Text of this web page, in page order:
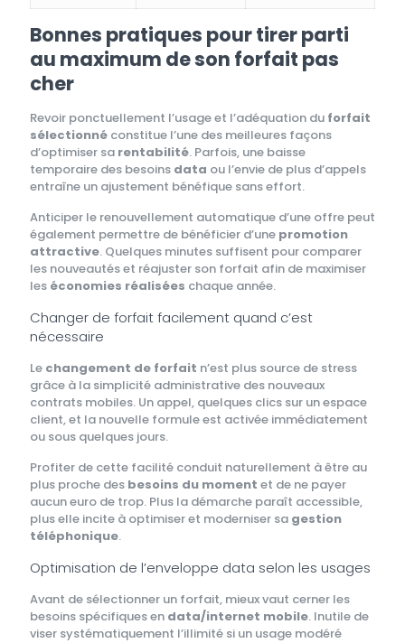
Bonnes pratiques pour tirer parti
au maximum de son forfait pas
cher
Revoir ponctuellement l’usage et l’adéquation du forfait
sélectionné constitue l’une des meilleures façons
d’optimiser sa rentabilité. Parfois, une baisse
temporaire des besoins data ou l’envie de plus d’appels
entraîne un ajustement bénéfique sans effort.
Anticiper le renouvellement automatique d’une offre peut
également permettre de bénéficier d’une promotion
attractive. Quelques minutes suffisent pour comparer
les nouveautés et réajuster son forfait afin de maximiser
les économies réalisées chaque année.
Changer de forfait facilement quand c’est
nécessaire
Le changement de forfait n’est plus source de stress
grâce à la simplicité administrative des nouveaux
contrats mobiles. Un appel, quelques clics sur un espace
client, et la nouvelle formule est activée immédiatement
ou sous quelques jours.
Profiter de cette facilité conduit naturellement à être au
plus proche des besoins du moment et de ne payer
aucun euro de trop. Plus la démarche paraît accessible,
plus elle incite à optimiser et moderniser sa gestion
téléphonique.
Optimisation de l’enveloppe data selon les usages
Avant de sélectionner un forfait, mieux vaut cerner les
besoins spécifiques en data/internet mobile. Inutile de
viser systématiquement l’illimité si un usage modéré